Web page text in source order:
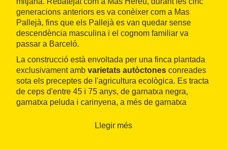
generacions anteriors es va conèixer com a Mas
Pallejà, fins que els Pallejà es van quedar sense
descendència masculina i el cognom familiar va
passar a Barceló.
La construcció està envoltada per una finca plantada
exclusivament amb varietats autòctones conreades
sota els preceptes de l'agricultura ecològica. Es tracta
de ceps d'entre 45 i 75 anys, de garnatxa negra,
garnatxa peluda i carinyena, a més de garnatxa
El raïm es vinifica en unes instal·lacions modestes
Llegir més